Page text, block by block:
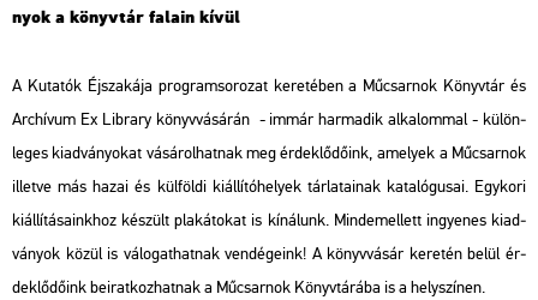
nyok a könyv­tár fa­la­in kívül
A Ku­ta­tók Éj­sza­ká­ja prog­ram­so­ro­zat ke­re­té­ben a Mű­csar­nok Könyv­tár és
Ar­chí­vum Ex Lib­rary könyv­vá­sá­rán - immár har­ma­dik al­ka­lom­mal - kü­lön­
le­ges ki­ad­vá­nyo­kat vá­sá­rol­hat­nak meg ér­dek­lő­dő­ink, ame­lyek a Mű­csar­nok
il­let­ve más hazai és kül­föl­di ki­ál­lí­tó­he­lyek tár­la­ta­i­nak ka­ta­ló­gu­sai. Egy­ko­ri
ki­ál­lí­tá­sa­ink­hoz ké­szült pla­ká­to­kat is kí­ná­lunk. Mind­emel­lett in­gye­nes ki­ad­
vá­nyok közül is vá­lo­gat­hat­nak ven­dé­ge­ink! A könyv­vá­sár ke­re­tén belül ér­
dek­lő­dő­ink be­irat­koz­hat­nak a Mű­csar­nok Könyv­tá­rá­ba is a hely­szí­nen.